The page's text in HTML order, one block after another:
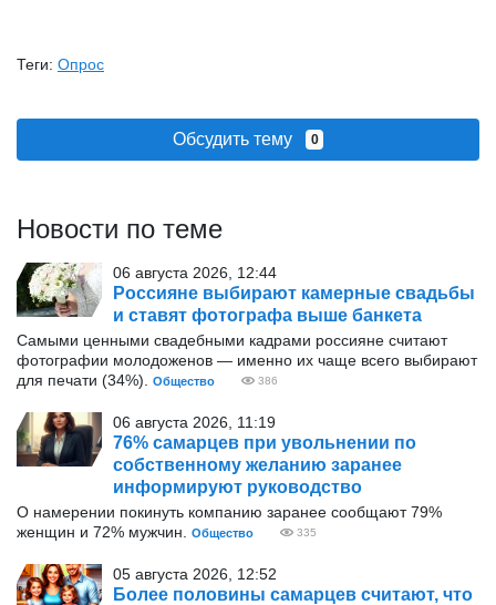
Теги: Опрос
Обсудить тему 0
Новости по теме
06 августа 2026, 12:44
Россияне выбирают камерные свадьбы
и ставят фотографа выше банкета
Самыми ценными свадебными кадрами россияне считают
фотографии молодоженов — именно их чаще всего выбирают
для печати (34%).
Общество 386
06 августа 2026, 11:19
76% самарцев при увольнении по
собственному желанию заранее
информируют руководство
О намерении покинуть компанию заранее сообщают 79%
женщин и 72% мужчин.
Общество 335
05 августа 2026, 12:52
Более половины самарцев считают, что